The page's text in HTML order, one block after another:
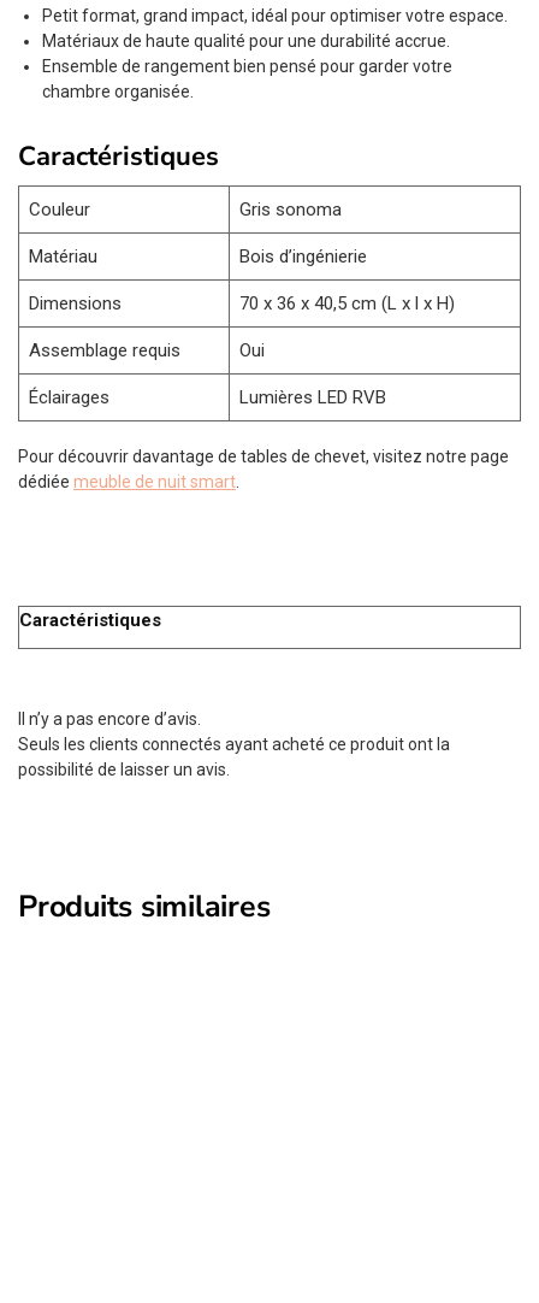
Petit format, grand impact, idéal pour optimiser votre espace.
Matériaux de haute qualité pour une durabilité accrue.
Ensemble de rangement bien pensé pour garder votre
chambre organisée.
Caractéristiques
Couleur Gris sonoma
Matériau Bois d’ingénierie
Dimensions 70 x 36 x 40,5 cm (L x l x H)
Assemblage requis Oui
Éclairages Lumières LED RVB
Pour découvrir davantage de tables de chevet, visitez notre page
dédiée meuble de nuit smart.
Caractéristiques
Il n’y a pas encore d’avis.
Seuls les clients connectés ayant acheté ce produit ont la
possibilité de laisser un avis.
Produits similaires